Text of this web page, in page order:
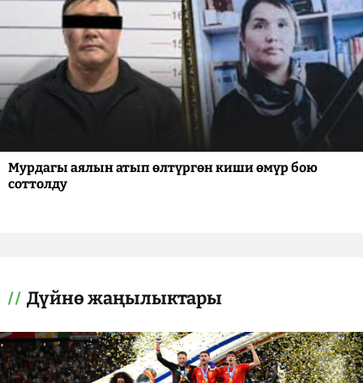
Мурдагы аялын атып өлтүргөн киши өмүр бою
соттолду
Дүйнө жаңылыктары